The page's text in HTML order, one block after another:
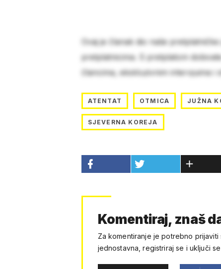
Ovaj je članak dio naše
pretplatnicima. S pretplatom
člancima, ekskluzivnim intervjuima i
ATENTAT OTMICA JUŽNA
SJEVERNA KOREJA
Komentiraj, znaš
Za komentiranje je potrebno prijaviti
jednostavna, registriraj se i uključi